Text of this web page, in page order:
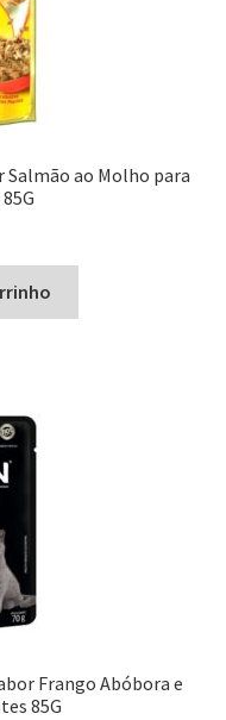
Salmão ao Molho para
Frango Abóbora e
85G